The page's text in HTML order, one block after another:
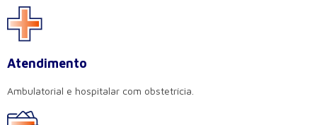
Atendimento
Ambulatorial e hospitalar com obstetrícia.